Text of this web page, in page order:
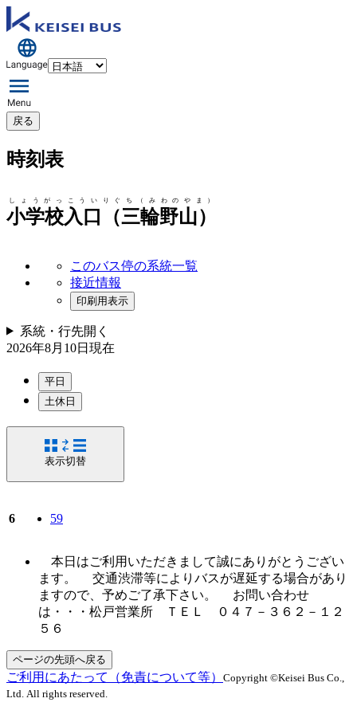
戻る
時刻表
小学校入口（三輪野山）
しょうがっこういりぐち（みわのやま）
このバス停の系統一覧
接近情報
印刷用表示
系統・行先開く
2026年8月10日 現在
平日
土休日
表示切替
6 59
本日はご利用いただきまして誠にありがとうござい
ます。 交通渋滞等によりバスが遅延する場合があり
ますので、予めご了承下さい。 お問い合わせ
は・・・松戸営業所 ＴＥＬ ０４７－３６２－１２
５６
ページの先頭へ戻る
ご利用にあたって（免責について等） Copyright ©Keisei Bus Co.,
Ltd. All rights reserved.